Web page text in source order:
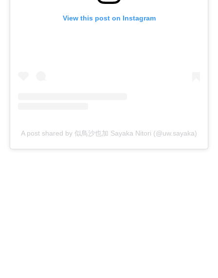
View this post on Instagram
A post shared by 似鳥沙也加 Sayaka Nitori (@uw.sayaka)